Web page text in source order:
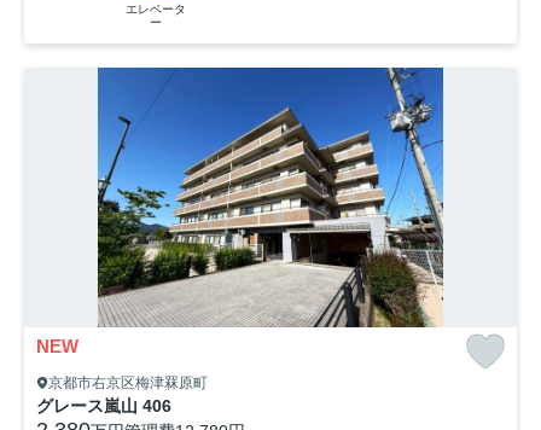
エレベータ
ー
NEW
京都市右京区梅津罧原町
グレース嵐山 406